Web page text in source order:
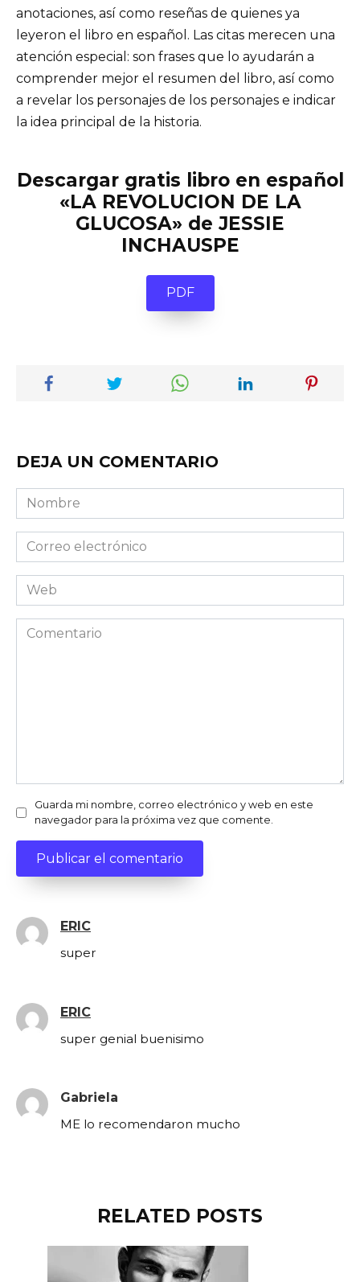
anotaciones, así como reseñas de quienes ya
leyeron el libro en español. Las citas merecen una
atención especial: son frases que lo ayudarán a
comprender mejor el resumen del libro, así como
a revelar los personajes de los personajes e indicar
la idea principal de la historia.
Descargar gratis libro en español
«LA REVOLUCION DE LA
GLUCOSA» de JESSIE
INCHAUSPE
PDF
DEJA UN COMENTARIO
Nombre
Correo
electrónico
Web
Comentario
Guarda mi nombre, correo electrónico y web en este
navegador para la próxima vez que comente.
ERIC
super
ERIC
super genial buenisimo
Gabriela
ME lo recomendaron mucho
RELATED POSTS